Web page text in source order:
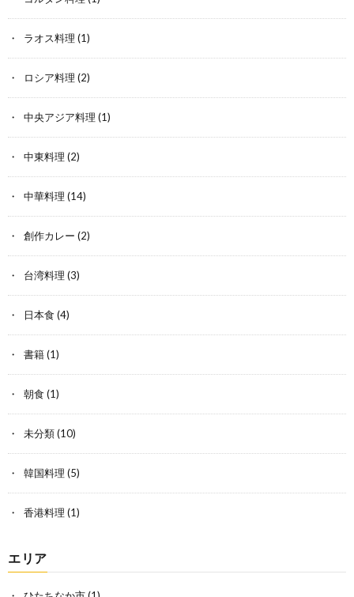
ラオス料理 (1)
ロシア料理 (2)
中央アジア料理 (1)
中東料理 (2)
中華料理 (14)
創作カレー (2)
台湾料理 (3)
日本食 (4)
書籍(1)
朝食 (1)
未分類(10)
韓国料理 (5)
香港料理 (1)
エリア